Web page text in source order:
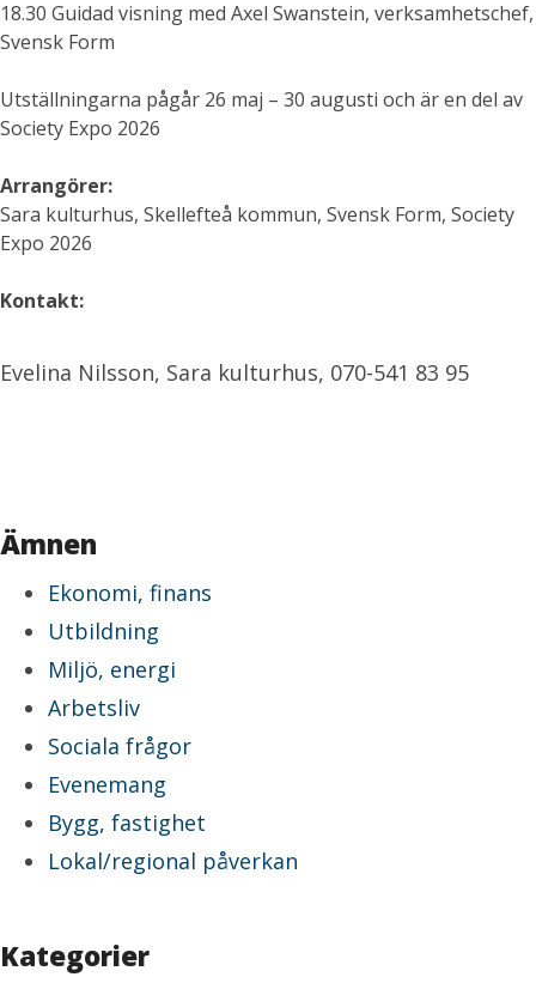
18.30 Guidad visning med Axel Swanstein, verksamhetschef,
Svensk Form
Utställningarna pågår 26 maj – 30 augusti och är en del av
Society Expo 2026
Arrangörer:
Sara kulturhus, Skellefteå kommun, Svensk Form, Society
Expo 2026
Kontakt:
Evelina Nilsson, Sara kulturhus, 070-541 83 95
Ämnen
Ekonomi, finans
Utbildning
Miljö, energi
Arbetsliv
Sociala frågor
Evenemang
Bygg, fastighet
Lokal/regional påverkan
Kategorier